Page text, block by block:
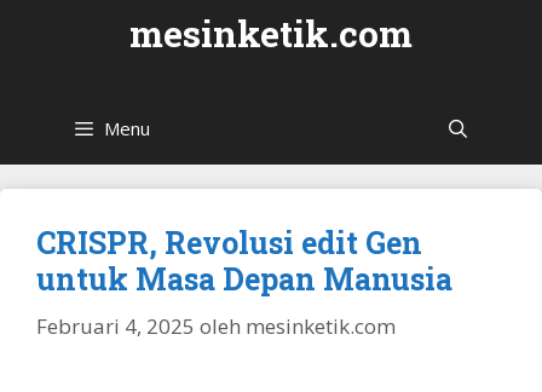
mesinketik.com
Menu
CRISPR, Revolusi edit Gen
untuk Masa Depan Manusia
Februari 4, 2025 oleh mesinketik.com